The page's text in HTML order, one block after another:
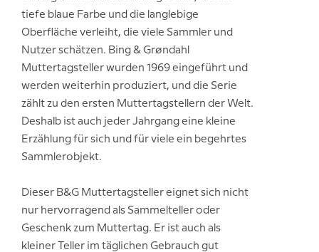
tiefe blaue Farbe und die langlebige
Oberfläche verleiht, die viele Sammler und
Nutzer schätzen. Bing & Grøndahl
Muttertagsteller wurden 1969 eingeführt und
werden weiterhin produziert, und die Serie
zählt zu den ersten Muttertagstellern der Welt.
Deshalb ist auch jeder Jahrgang eine kleine
Erzählung für sich und für viele ein begehrtes
Sammlerobjekt.
Dieser B&G Muttertagsteller eignet sich nicht
nur hervorragend als Sammelteller oder
Geschenk zum Muttertag. Er ist auch als
kleiner Teller im täglichen Gebrauch gut